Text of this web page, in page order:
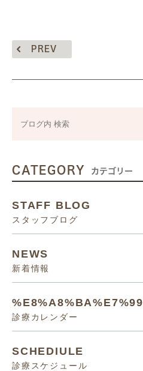
PREV
CATEGORY カテゴリー
STAFF BLOG
スタッフブログ
NEWS
新着情報
診療カレンダー
SCHEDIULE
診療スケジュール